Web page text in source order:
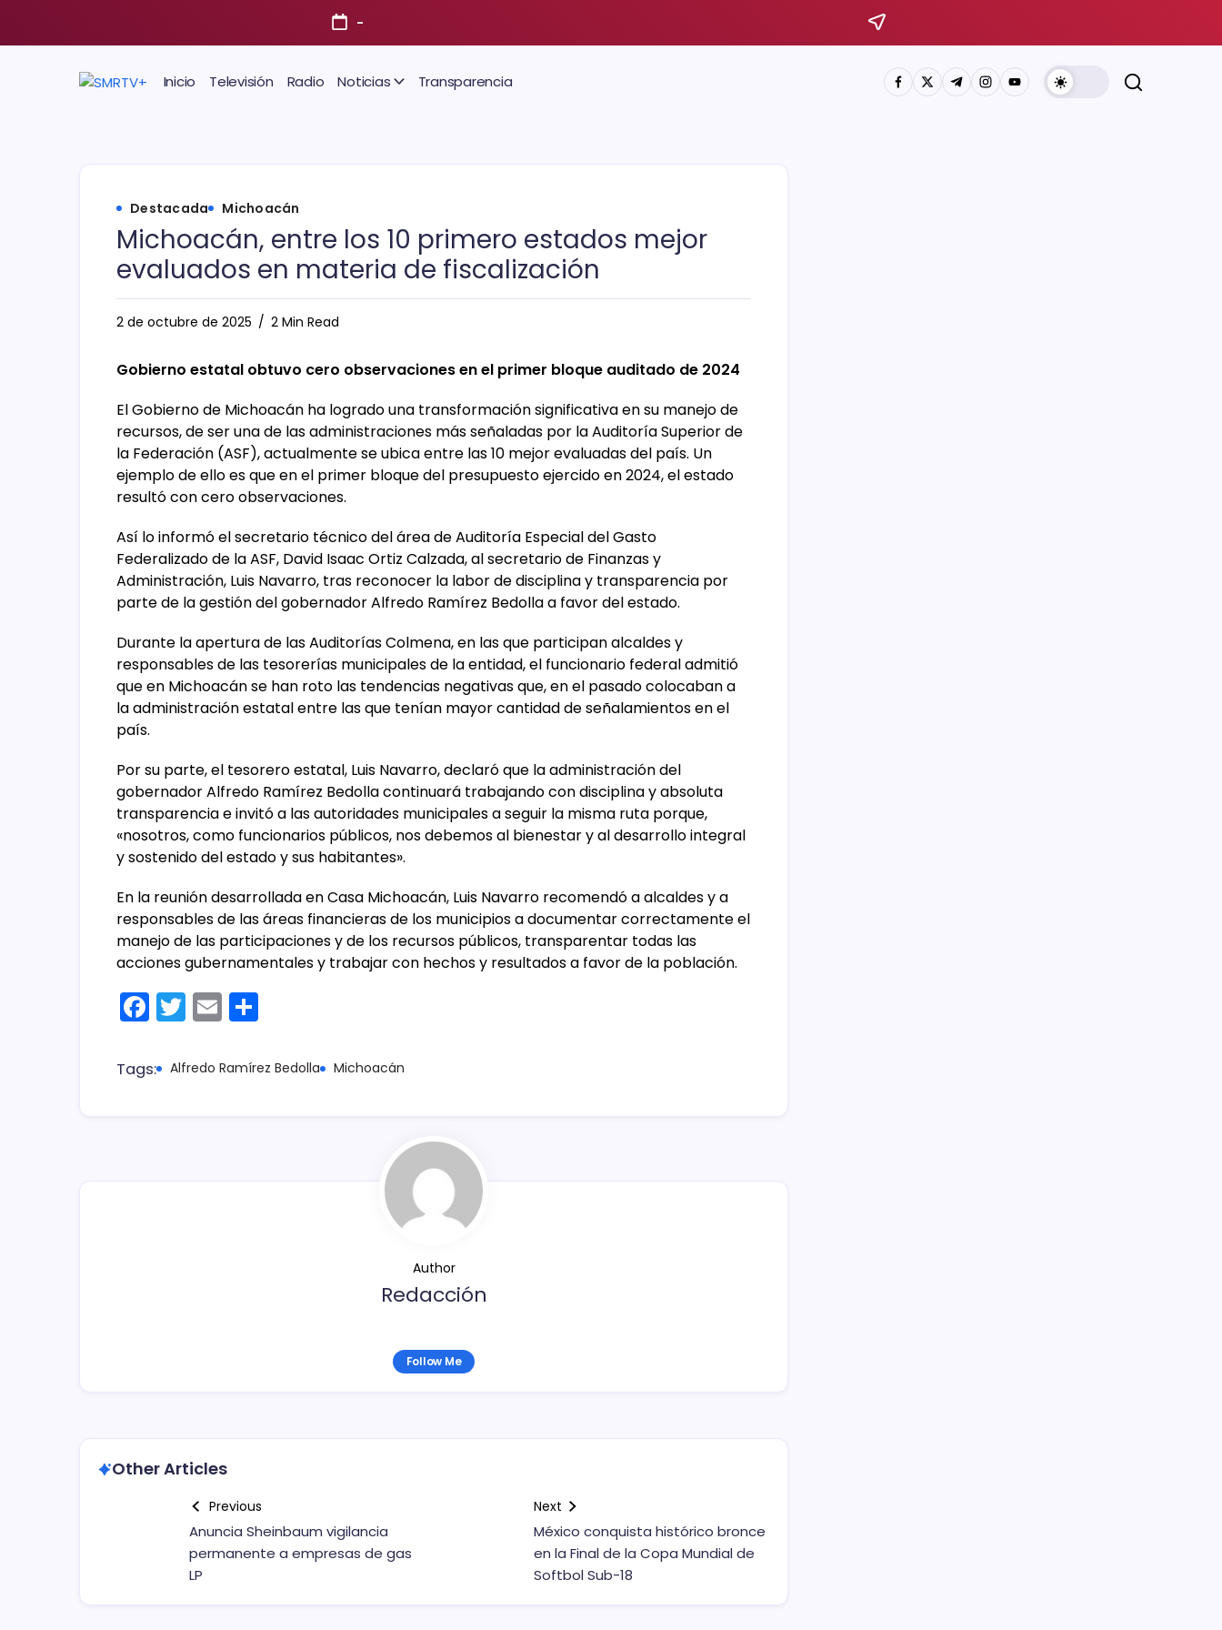
-
Inicio Televisión Radio Noticias Transparencia
Destacada Michoacán
Michoacán, entre los 10 primero estados mejor
evaluados en materia de fiscalización
2 de octubre de 2025 2 Min Read
Gobierno estatal obtuvo cero observaciones en el primer bloque auditado de 2024
El Gobierno de Michoacán ha logrado una transformación significativa en su manejo de
recursos, de ser una de las administraciones más señaladas por la Auditoría Superior de
la Federación (ASF), actualmente se ubica entre las 10 mejor evaluadas del país. Un
ejemplo de ello es que en el primer bloque del presupuesto ejercido en 2024, el estado
resultó con cero observaciones.
Así lo informó el secretario técnico del área de Auditoría Especial del Gasto
Federalizado de la ASF, David Isaac Ortiz Calzada, al secretario de Finanzas y
Administración, Luis Navarro, tras reconocer la labor de disciplina y transparencia por
parte de la gestión del gobernador Alfredo Ramírez Bedolla a favor del estado.
Durante la apertura de las Auditorías Colmena, en las que participan alcaldes y
responsables de las tesorerías municipales de la entidad, el funcionario federal admitió
que en Michoacán se han roto las tendencias negativas que, en el pasado colocaban a
la administración estatal entre las que tenían mayor cantidad de señalamientos en el
país.
Por su parte, el tesorero estatal, Luis Navarro, declaró que la administración del
gobernador Alfredo Ramírez Bedolla continuará trabajando con disciplina y absoluta
transparencia e invitó a las autoridades municipales a seguir la misma ruta porque,
«nosotros, como funcionarios públicos, nos debemos al bienestar y al desarrollo integral
y sostenido del estado y sus habitantes».
En la reunión desarrollada en Casa Michoacán, Luis Navarro recomendó a alcaldes y a
responsables de las áreas financieras de los municipios a documentar correctamente el
manejo de las participaciones y de los recursos públicos, transparentar todas las
acciones gubernamentales y trabajar con hechos y resultados a favor de la población.
F
a
c
T
w
itt
E
m
ai m
Tags: Alfredo Ramírez Bedolla Michoacán
Author
Redacción
Follow Me
Other Articles
Previous
Anuncia Sheinbaum vigilancia
permanente a empresas de gas
LP
Next
México conquista histórico bronce
en la Final de la Copa Mundial de
Softbol Sub-18